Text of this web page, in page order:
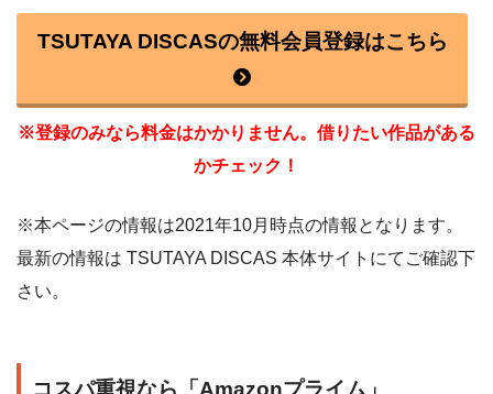
TSUTAYA DISCASの無料会員登録はこちら
※登録のみなら料金はかかりません。借りたい作品がある
かチェック！
※本ページの情報は2021年10月時点の情報となります。
最新の情報は TSUTAYA DISCAS 本体サイトにてご確認下
さい。
コスパ重視なら「Amazonプライム」